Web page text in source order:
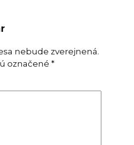
nebude zverejnená.
označené *